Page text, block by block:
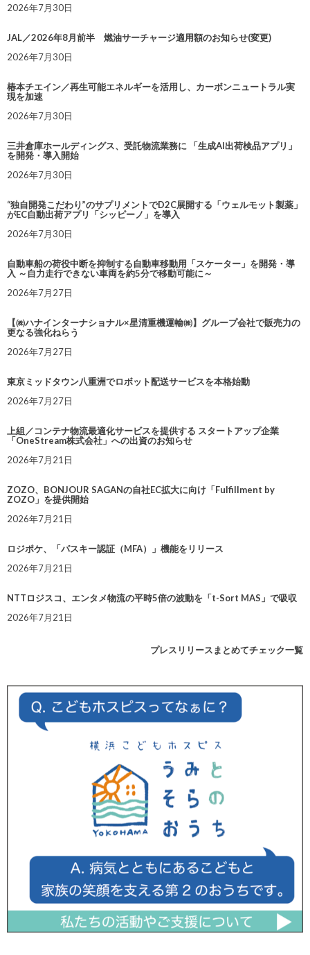
2026年7月30日
JAL／2026年8月前半 燃油サーチャージ適用額のお知らせ(変更)
2026年7月30日
椿本チエイン／再生可能エネルギーを活用し、カーボンニュートラル実
現を加速
2026年7月30日
三井倉庫ホールディングス、受託物流業務に 「生成AI出荷検品アプリ」
を開発・導入開始
2026年7月30日
“独自開発こだわり”のサプリメントでD2C展開する「ウェルモット製薬」
がEC自動出荷アプリ「シッピーノ」を導入
2026年7月30日
自動車船の荷役中断を抑制する自動車移動用「スケーター」を開発・導
入 ～自力走行できない車両を約5分で移動可能に～
2026年7月27日
【㈱ハナインターナショナル×星清重機運輸㈱】グループ会社で販売力の
更なる強化ねらう
2026年7月27日
東京ミッドタウン八重洲でロボット配送サービスを本格始動
2026年7月27日
上組／コンテナ物流最適化サービスを提供する スタートアップ企業
「OneStream株式会社」への出資のお知らせ
2026年7月21日
ZOZO、BONJOUR SAGANの自社EC拡大に向け「Fulfillment by
ZOZO」を提供開始
2026年7月21日
ロジポケ、「パスキー認証（MFA）」機能をリリース
2026年7月21日
NTTロジスコ、エンタメ物流の平時5倍の波動を「t-Sort MAS」で吸収
2026年7月21日
プレスリリースまとめてチェック一覧